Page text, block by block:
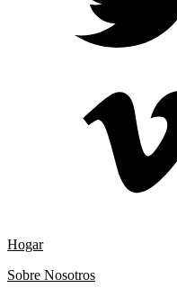
Hogar
Sobre Nosotros